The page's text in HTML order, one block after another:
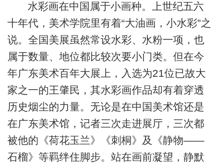
水彩画在中国属于小画种。上世纪五六
十年代，美术学院里有着“大油画，小水彩”之
说。全国美展虽然常设水彩、水粉一项，也
属于数量、地位都比较次要小门类。但在今
年广东美术百年大展上，入选为21位已故大
家之一的王肇民，其水彩画作品却有着穿透
历史烟尘的力量。无论是在中国美术馆还是
在广东美术馆，记者三次走进展厅，三次都
被他的《荷花玉兰》《刺桐》及《静物——
石榴》等羁绊住脚步。站在画前凝望，静默